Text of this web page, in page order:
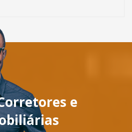
e